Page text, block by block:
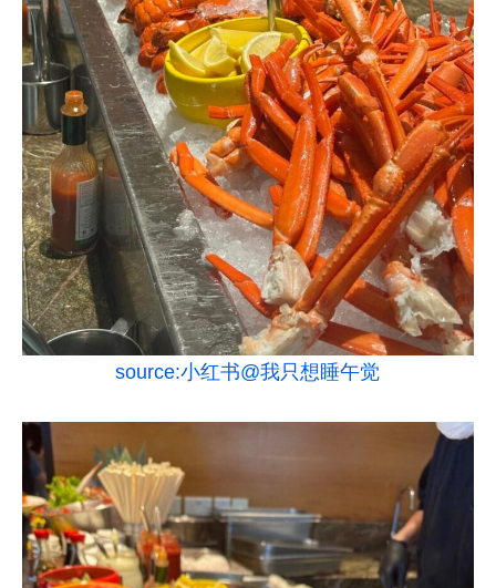
source:小红书@我只想睡午觉